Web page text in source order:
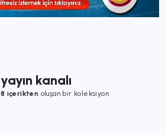
yayın kanalı
8 içerikten oluşan bir koleksiyon